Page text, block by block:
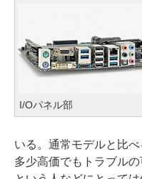
I/Oパネル部
いる。通常モデルと比
多少高価でもトラブル